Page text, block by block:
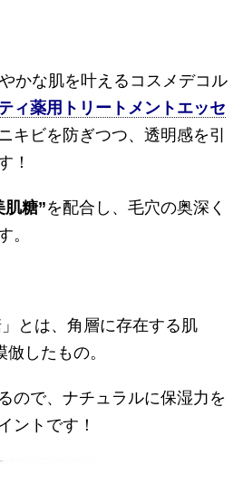
かな肌を叶えるコスメデコル
ィ薬用トリートメントエッセ
キビを防ぎつつ、透明感を引
！
肌糖”を配合し、毛穴の奥深く
。
とは、角層に存在する肌
倣したもの。
ので、ナチュラルに保湿力を
ントです！